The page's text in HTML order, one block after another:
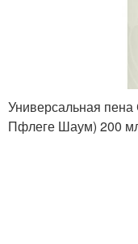
Универсальная
Пфлеге Шаум) 200